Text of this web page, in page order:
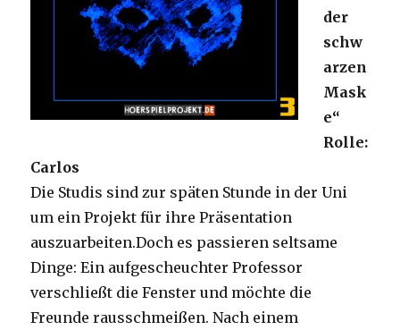
der
schw
arzen
Mask
e“
Rolle:
Carlos
Die Studis sind zur späten Stunde in der Uni
um ein Projekt für ihre Präsentation
auszuarbeiten.Doch es passieren seltsame
Dinge: Ein aufgescheuchter Professor
verschließt die Fenster und möchte die
Freunde rausschmeißen. Nach einem